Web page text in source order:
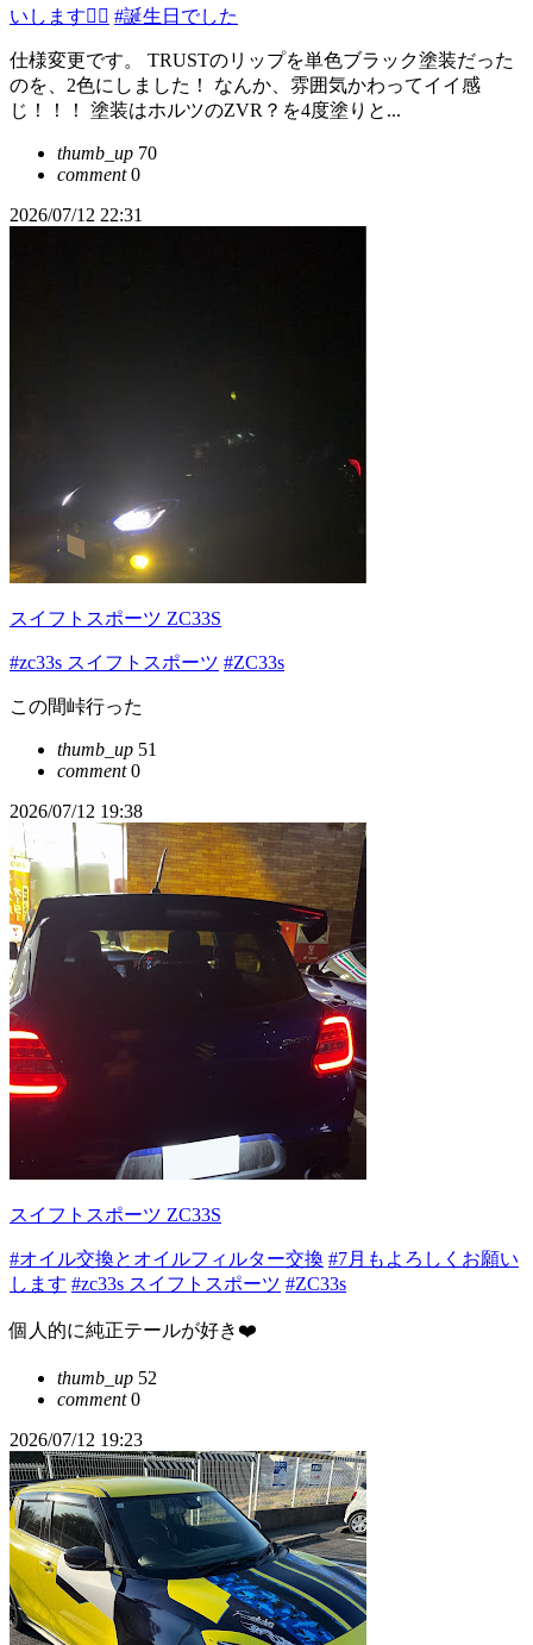
いします🙇‍♂️ #誕生日でした
仕様変更です。 TRUSTのリップを単色ブラック塗装だった
のを、2色にしました！ なんか、雰囲気かわってイイ感
じ！！！ 塗装はホルツのZVR？を4度塗りと...
thumb_up 70
comment0
2026/07/12 22:31
スイフトスポーツ ZC33S
#zc33s スイフトスポーツ #ZC33s
この間峠行った
thumb_up 51
comment0
2026/07/12 19:38
スイフトスポーツ ZC33S
#オイル交換とオイルフィルター交換 #7月もよろしくお願い
します #zc33s スイフトスポーツ #ZC33s
個人的に純正テールが好き❤️
thumb_up 52
comment0
2026/07/12 19:23